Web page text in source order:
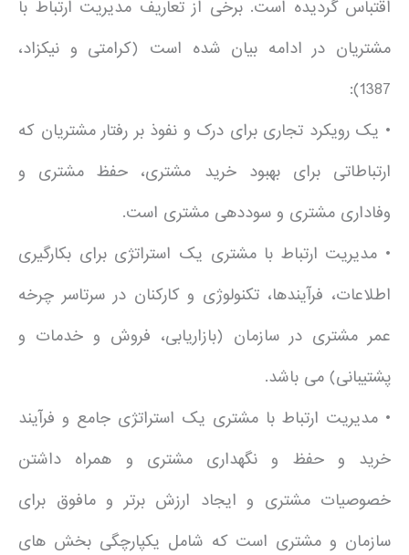
اقتباس گردیده است. برخی از تعاریف مدیریت ارتباط با
مشتریان در ادامه بیان شده است (کرامتی و نیکزاد،
1387):
• یک رویکرد تجاری برای درک و نفوذ بر رفتار مشتریان که
ارتباطاتی برای بهبود خرید مشتری، حفظ مشتری و
وفاداری مشتری و سوددهی مشتری است.
• مدیریت ارتباط با مشتری یک استراتژی برای بکارگیری
اطلاعات، فرآیندها، تکنولوژی و کارکنان در سرتاسر چرخه
عمر مشتری در سازمان (بازاریابی، فروش و خدمات و
پشتیبانی) می باشد.
• مدیریت ارتباط با مشتری یک استراتژی جامع و فرآیند
خرید و حفظ و نگهداری مشتری و همراه داشتن
خصوصیات مشتری و ایجاد ارزش برتر و مافوق برای
سازمان و مشتری است که شامل یکپارچگی بخش های